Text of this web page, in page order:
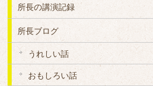
所長の講演記録
所長ブログ
うれしい話
おもしろい話